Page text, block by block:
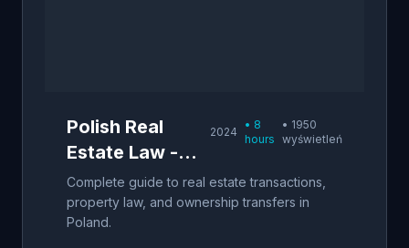
Polish Real
Estate Law -
Property
Transactions
2024
• 8
hours
• 1950
wyświetleń
Complete guide to real estate transactions,
property law, and ownership transfers in
Poland.